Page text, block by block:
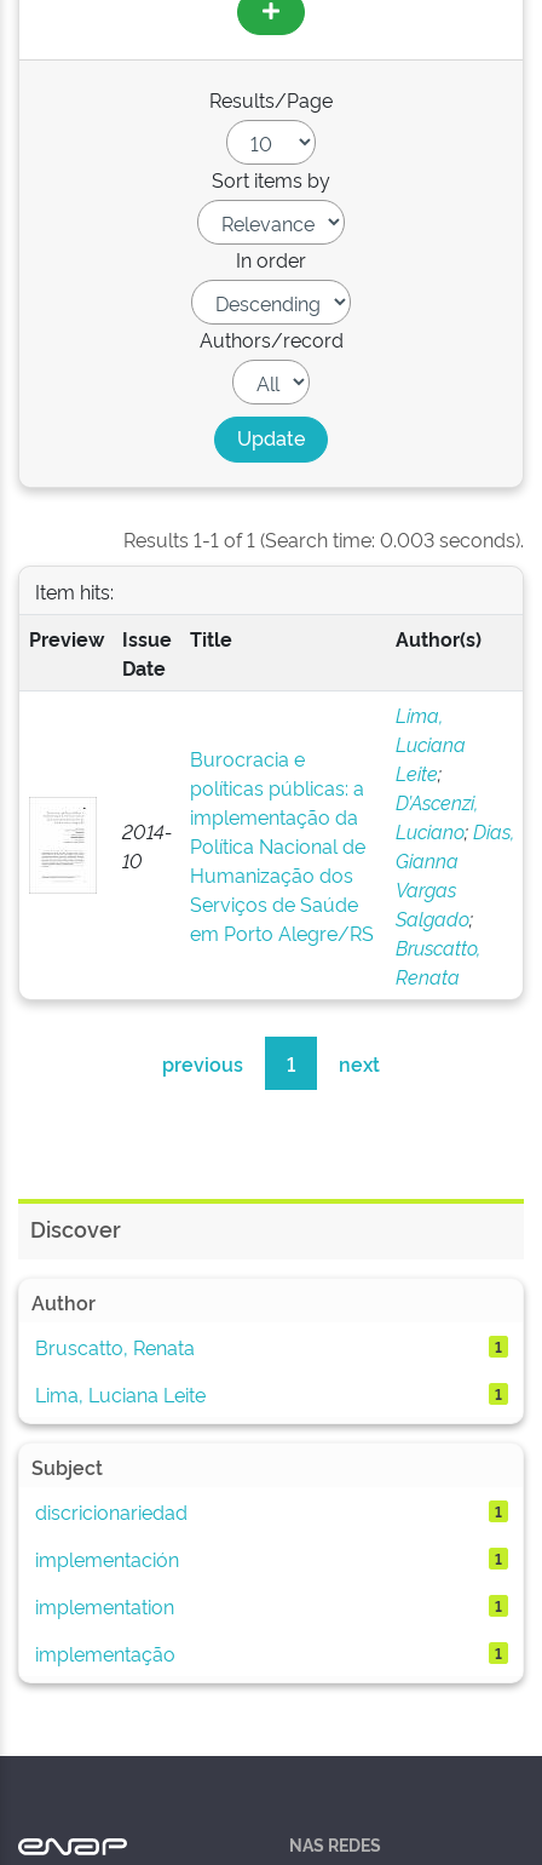
Results/Page
Sort items by
In order
Authors/record
Results 1-1 of 1 (Search time: 0.003 seconds).
Item hits:
Preview
Issue
Date
Title Author(s)
2014-
10
Burocracia e
políticas públicas: a
implementação da
Política Nacional de
Humanização dos
Serviços de Saúde
em Porto Alegre/RS
Lima,
Luciana
Leite;
D’Ascenzi,
Luciano;Dias,
Gianna
Vargas
Salgado;
Bruscatto,
Renata
previous 1 next
Discover
Author
Bruscatto, Renata
1
Lima, Luciana Leite 1
Subject
discricionariedad
1
implementación 1
implementation 1
implementação 1
NAS REDES